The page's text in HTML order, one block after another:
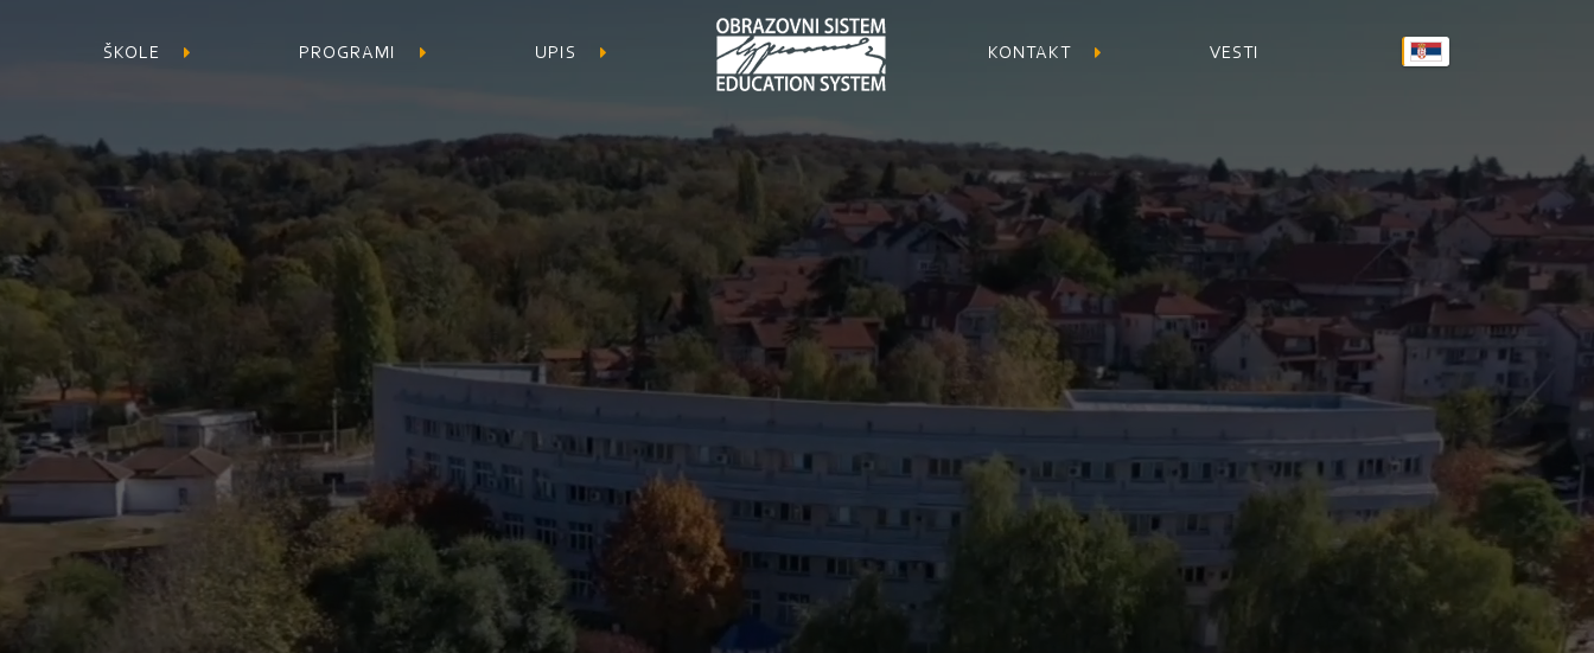
ŠKOLE PROGRAMI UPIS KONTAKT VESTI